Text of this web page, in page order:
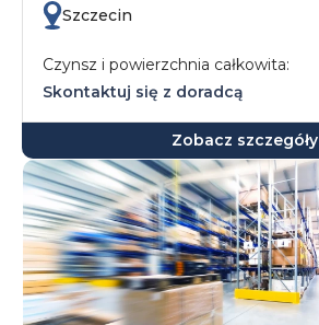
Szczecin
Czynsz i powierzchnia całkowita:
Skontaktuj się z doradcą
Zobacz szczegóły